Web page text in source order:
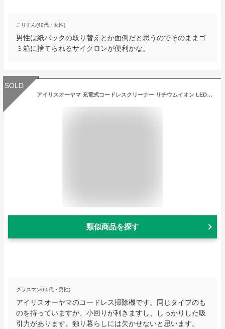
こりすん(40代・女性)
男性は紙パックの取り替えとか面倒だと思うのでそのままゴ
ミ箱に捨てられるサイクロンが便利かな。
SOLD
アイリスオーヤマ 充電式コードレスクリーナー リチウムイオン LED付 ブルー KIC-S7L-A
類似商品を探す
グラスマン(60代・男性)
アイリスオーヤマのコードレス掃除機です。同じタイプのも
のを持っていますが、小回りが利きますし、しっかりした吸
引力があります。独り暮らしには欠かせないと思います。